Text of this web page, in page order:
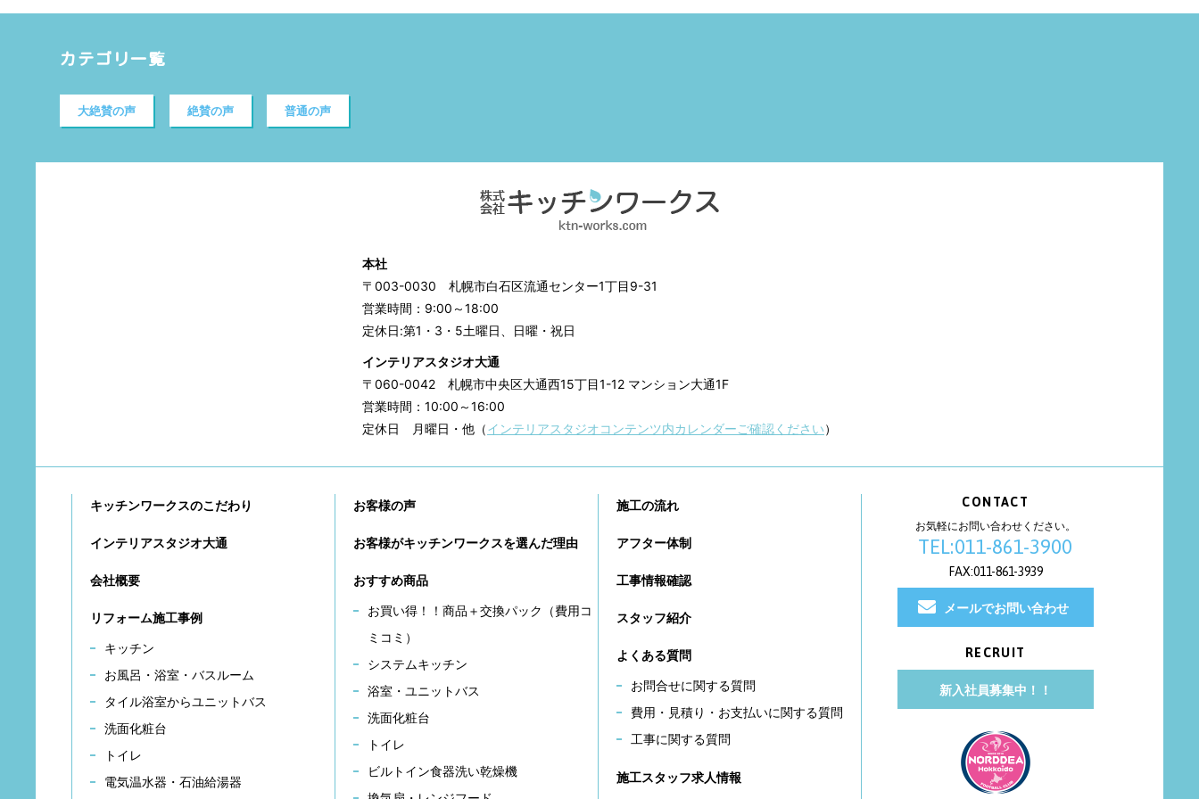
カテゴリ一覧
大絶賛の声 絶賛の声 普通の声
本社
〒003-0030 札幌市白石区流通センター1丁目9-31
営業時間：9:00～18:00
定休日:第1・3・5土曜日、日曜・祝日
インテリアスタジオ大通
〒060-0042 札幌市中央区大通西15丁目1-12 マンション大通1F
営業時間：10:00～16:00
定休日 月曜日・他（インテリアスタジオコンテンツ内カレンダーご確認ください）
キッチンワークスのこだわり
インテリアスタジオ大通
会社概要
リフォーム施工事例
キッチン
お風呂・浴室・バスルーム
タイル浴室からユニットバス
洗面化粧台
トイレ
電気温水器・石油給湯器
お客様の声
お客様がキッチンワークスを選んだ理由
おすすめ商品
お買い得！！商品＋交換パック（費用コ
ミコミ）
システムキッチン
浴室・ユニットバス
洗面化粧台
トイレ
ビルトイン食器洗い乾燥機
施工の流れ
アフター体制
工事情報確認
スタッフ紹介
よくある質問
お問合せに関する質問
費用・見積り・お支払いに関する質問
工事に関する質問
施工スタッフ求人情報
CONTACT
お気軽にお問い合わせください。
TEL:011-861-3900
FAX:011-861-3939
メールでお問い合わせ
RECRUIT
新入社員募集中！！